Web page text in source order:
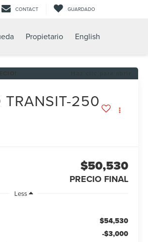
CONTACT GUARDADO
Propietario English
TRANSIT-250
$50,530
PRECIO FINAL
Less
$54,530
-$3,000